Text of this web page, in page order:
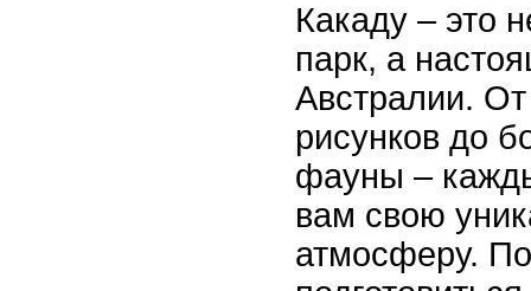
Какаду – это
парк, а
Австралии.
рисунков до
фауны –
вам свою
атмосферу.